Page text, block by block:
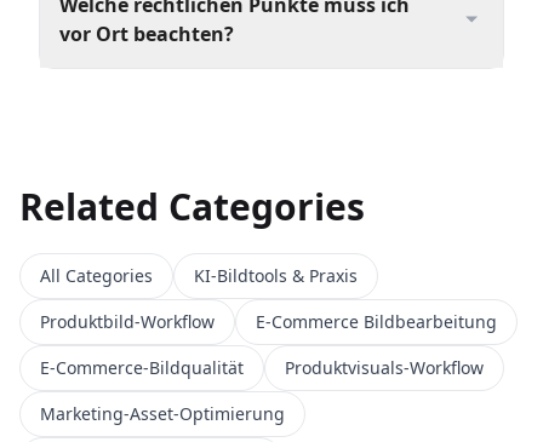
vor Ort beachten?
Related Categories
All Categories
KI-Bildtools & Praxis
Produktbild-Workflow
E‑Commerce Bildbearbeitung
E-Commerce-Bildqualität
Produktvisuals-Workflow
Marketing-Asset-Optimierung